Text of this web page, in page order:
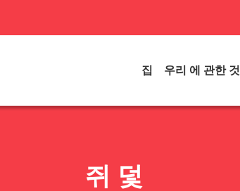
집 우리 에 관한 것
쥐 덫